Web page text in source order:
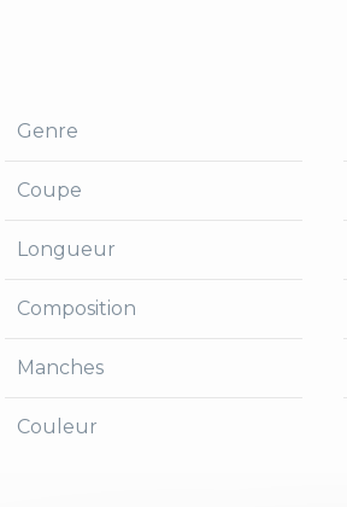
Genre
Coupe
Longueur
Composition
Manches
Couleur